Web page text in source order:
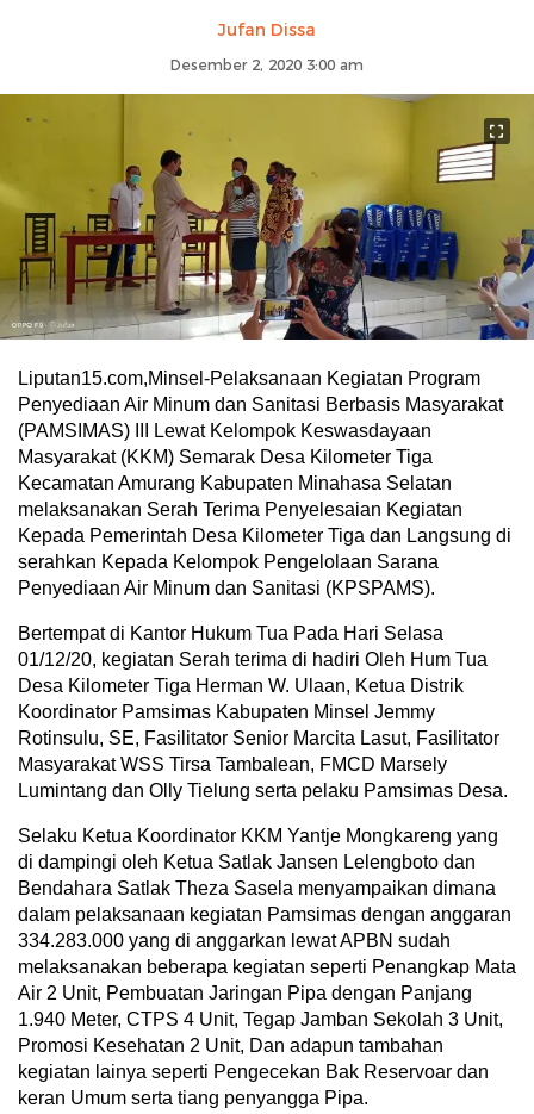
Jufan Dissa
Desember 2, 2020 3:00 am
Liputan15.com,Minsel-Pelaksanaan Kegiatan Program
Penyediaan Air Minum dan Sanitasi Berbasis Masyarakat
(PAMSIMAS) III Lewat Kelompok Keswasdayaan
Masyarakat (KKM) Semarak Desa Kilometer Tiga
Kecamatan Amurang Kabupaten Minahasa Selatan
melaksanakan Serah Terima Penyelesaian Kegiatan
Kepada Pemerintah Desa Kilometer Tiga dan Langsung di
serahkan Kepada Kelompok Pengelolaan Sarana
Penyediaan Air Minum dan Sanitasi (KPSPAMS).
Bertempat di Kantor Hukum Tua Pada Hari Selasa
01/12/20, kegiatan Serah terima di hadiri Oleh Hum Tua
Desa Kilometer Tiga Herman W. Ulaan, Ketua Distrik
Koordinator Pamsimas Kabupaten Minsel Jemmy
Rotinsulu, SE, Fasilitator Senior Marcita Lasut, Fasilitator
Masyarakat WSS Tirsa Tambalean, FMCD Marsely
Lumintang dan Olly Tielung serta pelaku Pamsimas Desa.
Selaku Ketua Koordinator KKM Yantje Mongkareng yang
di dampingi oleh Ketua Satlak Jansen Lelengboto dan
Bendahara Satlak Theza Sasela menyampaikan dimana
dalam pelaksanaan kegiatan Pamsimas dengan anggaran
334.283.000 yang di anggarkan lewat APBN sudah
melaksanakan beberapa kegiatan seperti Penangkap Mata
Air 2 Unit, Pembuatan Jaringan Pipa dengan Panjang
1.940 Meter, CTPS 4 Unit, Tegap Jamban Sekolah 3 Unit,
Promosi Kesehatan 2 Unit, Dan adapun tambahan
kegiatan lainya seperti Pengecekan Bak Reservoar dan
keran Umum serta tiang penyangga Pipa.